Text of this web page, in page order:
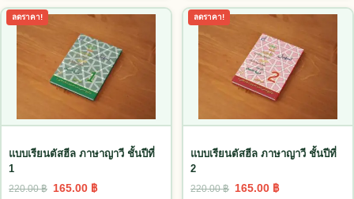
ลดราคา!
แบบเรียนตัสฮีล ภาษาญาวี ชั้นปีที่
1
220.00฿ Original price was: 220.00 ฿.
165.00 ฿Current price is: 165.00 ฿.
This product has multiple variants. The options may be
ลดราคา!
แบบเรียนตัสฮีล ภาษาญาวี ชั้นปีที่
2
220.00฿ Original price was:
165.00 ฿Current price
This product has multiple